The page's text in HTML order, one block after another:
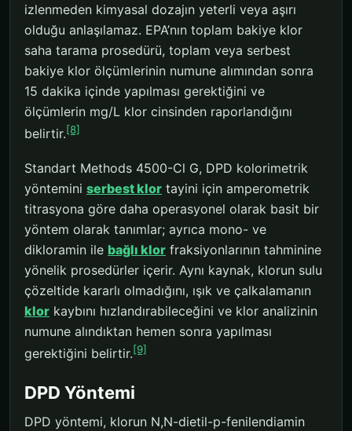
izlenmeden kimyasal dozajın yeterli veya aşırı
olduğu anlaşılamaz. EPA’nın toplam bakiye klor
saha tarama prosedürü, toplam veya serbest
bakiye klor ölçümlerinin numune alımından sonra
15 dakika içinde yapılması gerektiğini ve
ölçümlerin mg/L klor cinsinden raporlandığını
belirtir.[8]
Standart Methods 4500-Cl G, DPD kolorimetrik
yöntemini serbest klor tayini için amperometrik
titrasyona göre daha operasyonel olarak basit bir
yöntem olarak tanımlar; ayrıca mono- ve
dikloramin ile bağlı klor fraksiyonlarının tahminine
yönelik prosedürler içerir. Aynı kaynak, klorun sulu
çözeltide kararlı olmadığını, ışık ve çalkalamanın
klor kaybını hızlandırabileceğini ve klor analizinin
numune alındıktan hemen sonra yapılması
gerektiğini belirtir.[9]
DPD Yöntemi
DPD yöntemi, klorun N,N-dietil-p-fenilendiamin